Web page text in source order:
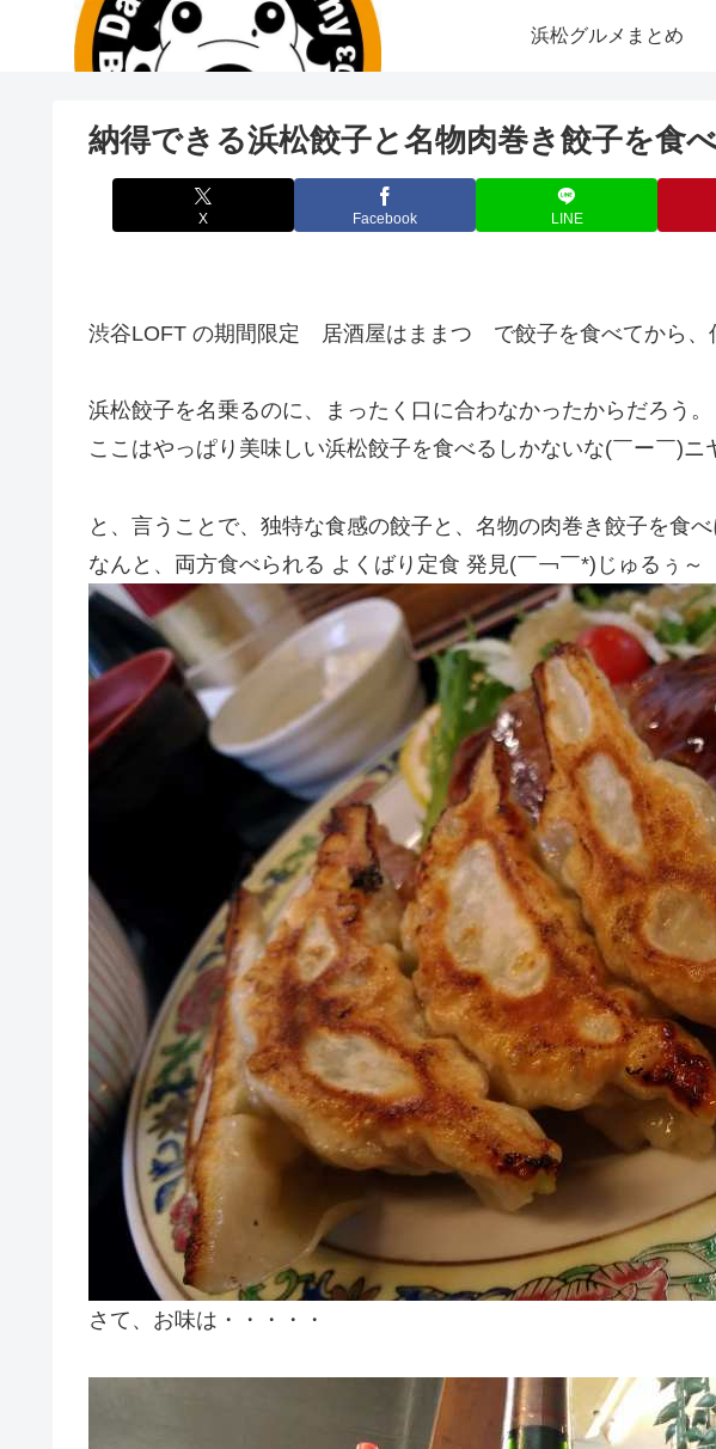
浜松グルメまとめ
納得できる浜松餃子と名物肉巻き餃子を食
X Facebook LINE
渋谷LOFT の期間限定 居酒屋はままつ で餃子を食べてから、
浜松餃子を名乗るのに、まったく口に合わなかったからだろう。
ここはやっぱり美味しい浜松餃子を食べるしかないな(￣ー￣)ニ
と、言うことで、独特な食感の餃子と、名物の肉巻き餃子を食べ
なんと、両方食べられる よくばり定食 発見(￣￢￣*)じゅるぅ～
さて、お味は・・・・・